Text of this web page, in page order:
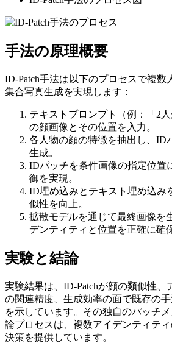
手法の原理概要
ID-Patch手法は以下のプロセスで複数
集合写真生成を実現します：
テキストプロンプト（例：「2
の顔画像とその位置を入力。
各人物の顔の特徴を抽出し、ID
生成。
IDパッチを条件画像の指定位置
御を実現。
ID埋め込みとテキスト埋め込み
似性を向上。
拡散モデルを通じて最終画像を
デンティティと位置を正確に確
実験と結論
実験結果は、ID-Patchが顔の類似性、
の関連精度、生成効率の面で既存の
を示しています。その独自のパッチ
論プロセスは、複数アイデンティテ
決策を提供しています。